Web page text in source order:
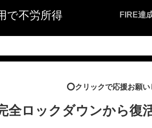
で不労所得 FIRE達
⭕️クリックで応援お願
ロックダウンから復